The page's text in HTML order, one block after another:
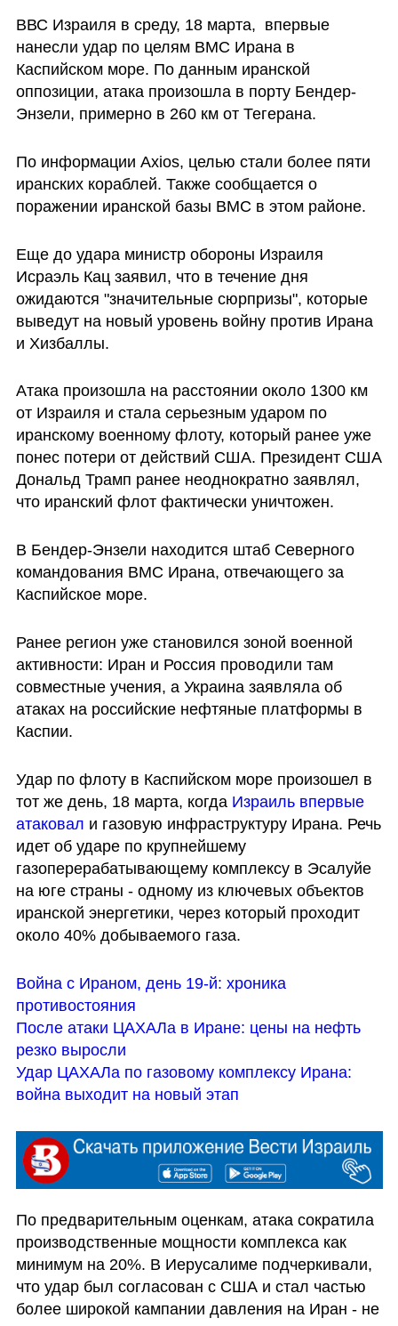
ВВС Израиля в среду, 18 марта,  впервые
нанесли удар по целям ВМС Ирана в
Каспийском море. По данным иранской
оппозиции, атака произошла в порту Бендер-
Энзели, примерно в 260 км от Тегерана.
По информации Axios, целью стали более пяти
иранских кораблей. Также сообщается о
поражении иранской базы ВМС в этом районе.
Еще до удара министр обороны Израиля
Исраэль Кац заявил, что в течение дня
ожидаются "значительные сюрпризы", которые
выведут на новый уровень войну против Ирана
и Хизбаллы.
Атака произошла на расстоянии около 1300 км
от Израиля и стала серьезным ударом по
иранскому военному флоту, который ранее уже
понес потери от действий США. Президент США
Дональд Трамп ранее неоднократно заявлял,
что иранский флот фактически уничтожен.
В Бендер-Энзели находится штаб Северного
командования ВМС Ирана, отвечающего за
Каспийское море.
Ранее регион уже становился зоной военной
активности: Иран и Россия проводили там
совместные учения, а Украина заявляла об
атаках на российские нефтяные платформы в
Каспии.
Удар по флоту в Каспийском море произошел в
тот же день, 18 марта, когда Израиль впервые
атаковал и газовую инфраструктуру Ирана. Речь
идет об ударе по крупнейшему
газоперерабатывающему комплексу в Эсалуйе
на юге страны - одному из ключевых объектов
иранской энергетики, через который проходит
около 40% добываемого газа.
Война с Ираном, день 19-й: хроника
противостояния
После атаки ЦАХАЛа в Иране: цены на нефть
резко выросли
Удар ЦАХАЛа по газовому комплексу Ирана:
война выходит на новый этап
По предварительным оценкам, атака сократила
производственные мощности комплекса как
минимум на 20%. В Иерусалиме подчеркивали,
что удар был согласован с США и стал частью
более широкой кампании давления на Иран - не